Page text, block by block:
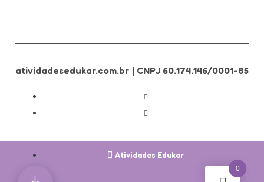
atividadesedukar.com.br | CNPJ 60.174.146/0001-85
Atividades Edukar
0